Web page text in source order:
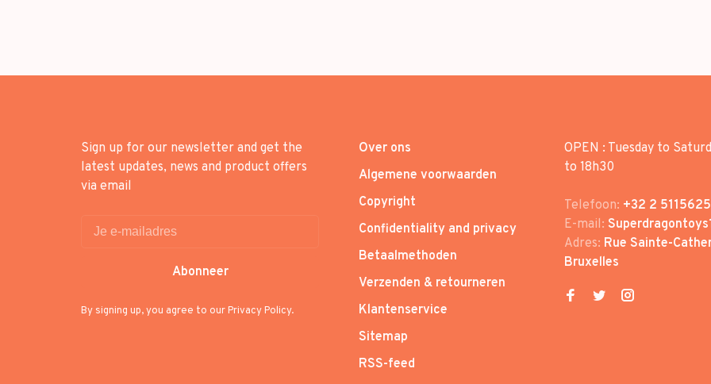
Sign up for our newsletter and get the
latest updates, news and product offers
via email
Abonneer
By signing up, you agree to our Privacy Policy.
Over ons
Algemene voorwaarden
Copyright
Confidentiality and privacy
Betaalmethoden
Verzenden & retourneren
Klantenservice
Sitemap
RSS-feed
OPEN : Tuesday to
to 18h30
Telefoon: +32 2 5115625
E-mail:
Adres: Rue Sainte-
Bruxelles